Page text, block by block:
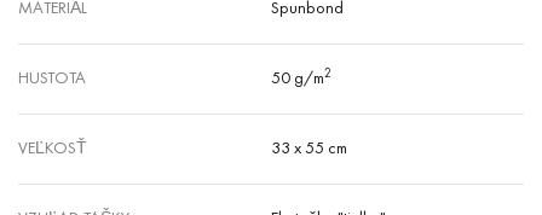
MATERIÁL Spunbond
HUSTOTA 50 g/m2
VEĽKOSŤ 33 x 55 cm